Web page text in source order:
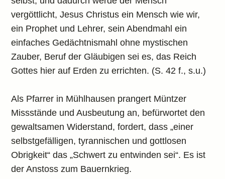
vergöttlicht, Jesus Christus ein Mensch wie wir,
ein Prophet und Lehrer, sein Abendmahl ein
einfaches Gedächtnismahl ohne mystischen
Zauber, Beruf der Gläubigen sei es, das Reich
Gottes hier auf Erden zu errichten. (S. 42 f., s.u.)
Als Pfarrer in Mühlhausen prangert Müntzer
Missstände und Ausbeutung an, befürwortet den
gewaltsamen Widerstand, fordert, dass „einer
selbstgefälligen, tyrannischen und gottlosen
Obrigkeit“ das „Schwert zu entwinden sei“. Es ist
der Anstoss zum Bauernkrieg.